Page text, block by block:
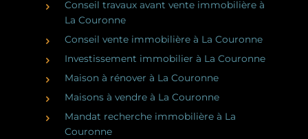
Conseil travaux avant vente immobilière à
La Couronne
Conseil vente immobilière à La Couronne
Investissement immobilier à La Couronne
Maison à rénover à La Couronne
Maisons à vendre à La Couronne
Mandat recherche immobilière à La
Couronne